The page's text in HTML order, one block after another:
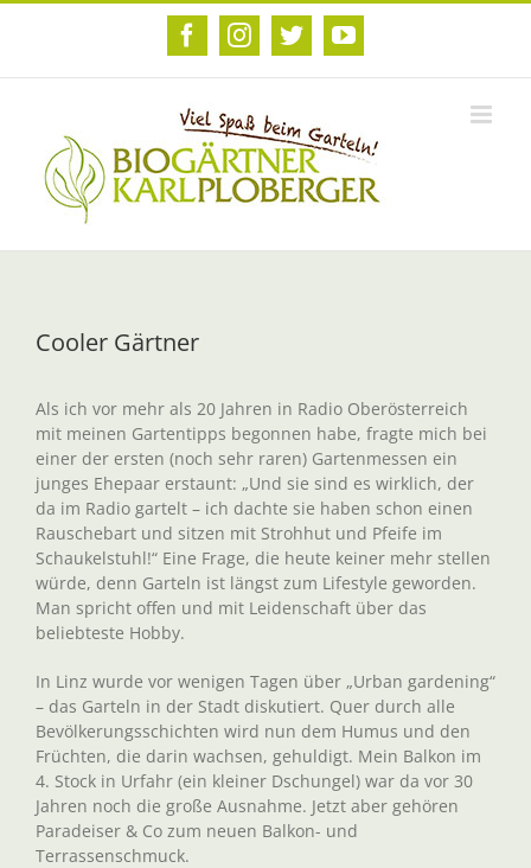
Zum
FacebookInstagram
TwitterYouTube
Cooler Gärtner
Als ich vor mehr als 20 Jahren in Radio Oberösterreich
mit meinen Gartentipps begonnen habe, fragte mich bei
einer der ersten (noch sehr raren) Gartenmessen ein
junges Ehepaar erstaunt: „Und sie sind es wirklich, der
da im Radio gartelt – ich dachte sie haben schon einen
Rauschebart und sitzen mit Strohhut und Pfeife im
Schaukelstuhl!“ Eine Frage, die heute keiner mehr stellen
würde, denn Garteln ist längst zum Lifestyle geworden.
Man spricht offen und mit Leidenschaft über das
beliebteste Hobby.
In Linz wurde vor wenigen Tagen über „Urban gardening“
– das Garteln in der Stadt diskutiert. Quer durch alle
Bevölkerungsschichten wird nun dem Humus und den
Früchten, die darin wachsen, gehuldigt. Mein Balkon im
4. Stock in Urfahr (ein kleiner Dschungel) war da vor 30
Jahren noch die große Ausnahme. Jetzt aber gehören
Paradeiser & Co zum neuen Balkon- und
Terrassenschmuck.